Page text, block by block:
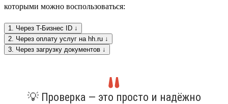
которыми можно воспользоваться:
1. Через T-Бизнес ID ↓
2. Через оплату услуг на hh.ru ↓
3. Через загрузку документов ↓
💡 Проверка — это просто и надёжно